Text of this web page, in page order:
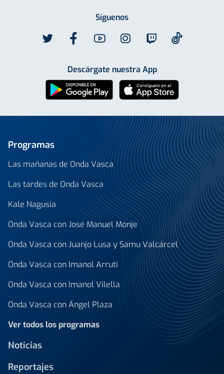
Síguenos
Descárgate nuestra App
Programas
Las mañanas de Onda Vasca
Las tardes de Onda Vasca
Kale Nagusia
Onda Vasca con José Manuel Monje
Onda Vasca con Juanjo Lusa y Samu Valcárcel
Onda Vasca con Imanol Arruti
Onda Vasca con Imanol Vilella
Onda Vasca con Ángel Plaza
Ver todos los programas
Noticias
Reportajes